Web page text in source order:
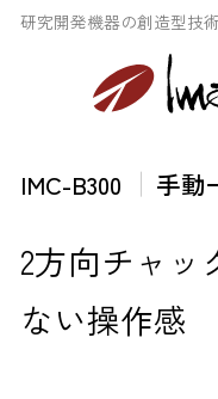
IMC-B300 手動
2方向チャッ
ない操作感